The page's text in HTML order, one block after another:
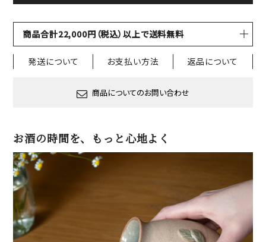
商品合計22,000円（税込）以上で送料無料
発送について お支払い方法 返品について
商品についてのお問い合わせ
お酒の時間を、もっと心地よく